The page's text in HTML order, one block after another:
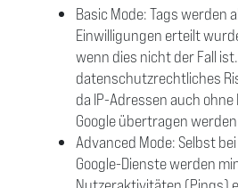
Basic Mode: Tags werden
Einwilligungen erteilt
wenn dies nicht der Fall
datenschutzrechtliches
da IP-Adressen auch
Google übertragen
Advanced Mode: Selbst
Google-Dienste werden